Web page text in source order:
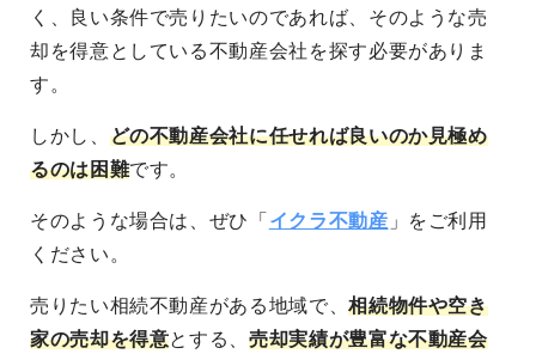
く、良い条件で売りたいのであれば、そのような売
却を得意としている不動産会社を探す必要がありま
す。
しかし、 どの不動産会社に任せれば良いのか見極め
るのは困難です。
そのような場合は、ぜひ「 イクラ不動産 」をご利用
ください。
売りたい相続不動産がある地域で、相続物件や空き
家の売却を得意とする、売却実績が豊富な不動産会